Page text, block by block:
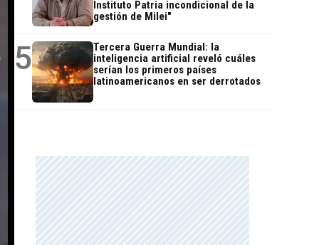
Instituto Patria incondicional de la
gestión de Milei"
5
Tercera Guerra Mundial: la
inteligencia artificial reveló cuáles
serían los primeros países
latinoamericanos en ser derrotados